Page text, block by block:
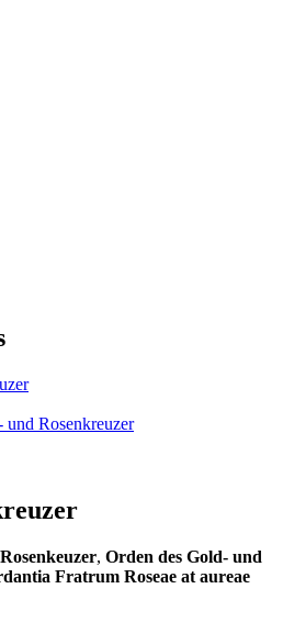
Rosenkreuzer
, Orden des Gold- und
Fratrum Roseae at aureae